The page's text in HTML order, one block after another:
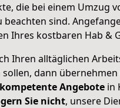
die bei einem Umzug
beachten sind.
Ihres kostbaren Hab &
Ihren alltäglichen
dann
kompetente Angebote in
Sie nicht, unsere